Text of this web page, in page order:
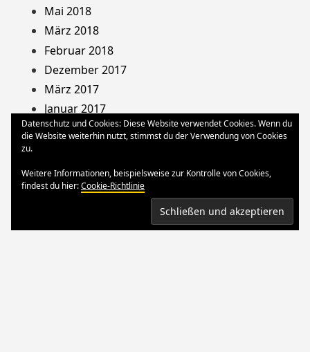
Mai 2018
März 2018
Februar 2018
Dezember 2017
März 2017
Januar 2017
August 2013
Oktober 2012
März 2012
Datenschutz und Cookies: Diese Website verwendet Cookies. Wenn du
die Website weiterhin nutzt, stimmst du der Verwendung von Cookies
zu.
Weitere Informationen, beispielsweise zur Kontrolle von Cookies,
findest du hier:Cookie-Richtlinie